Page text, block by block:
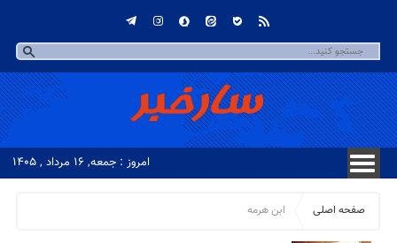
امروز : جمعه, ۱۶ مرداد , ۱۴۰۵
صفحه اصلی ابن هرمه